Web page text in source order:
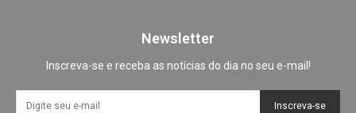
Newsletter
Inscreva-se e receba as notícias do dia no seu e-mail!
Inscreva-se